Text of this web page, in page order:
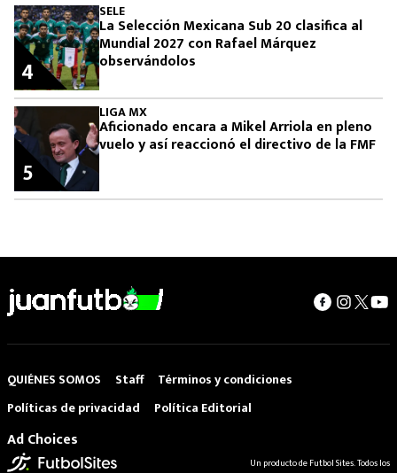
SELE
La Selección Mexicana Sub 20 clasifica al
Mundial 2027 con Rafael Márquez
observándolos
4
LIGA MX
Aficionado encara a Mikel Arriola en pleno
vuelo y así reaccionó el directivo de la FMF
5
QUIÉNES SOMOS Staff
Términos y condiciones
Políticas de privacidad
Política Editorial
Ad Choices
Un producto de Futbol Sites. Todos los